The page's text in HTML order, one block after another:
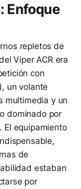
Enfoque
repletos de
Viper ACR era
con
un volante
multimedia y un
dominado por
El equipamiento
de
estaban
por